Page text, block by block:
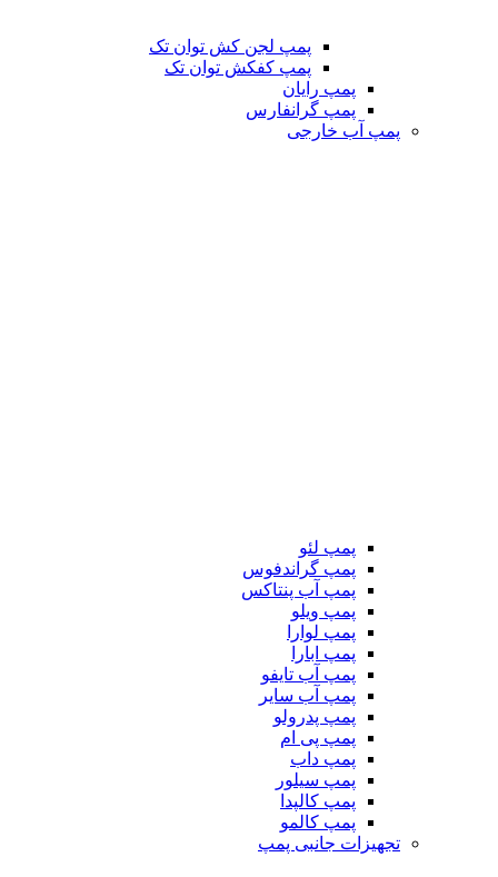
پمپ لجن کش توان تک
پمپ کفکش توان تک
پمپ رایان
پمپ گرانفارس
پمپ آب خارجی
پمپ لئو
پمپ گراندفوس
پمپ آب پنتاکس
پمپ ویلو
پمپ لوارا
پمپ ابارا
پمپ آب تایفو
پمپ آب سایر
پمپ پدرولو
پمپ پی ام
پمپ داب
پمپ سیلور
پمپ کالپدا
پمپ کالمو
تجهیزات جانبی پمپ